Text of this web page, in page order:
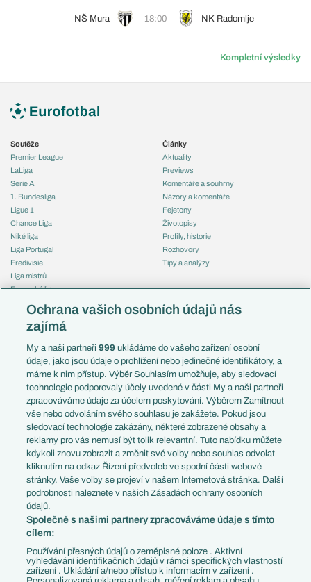
NŠ Mura 18:00 NK Radomlje
Kompletní výsledky
Soutěže
Premier League
LaLiga
Serie A
1. Bundesliga
Ligue 1
Chance Liga
Niké liga
Liga Portugal
Eredivisie
Liga mistrů
Evropská liga
Mistrovství světa
Liga národů
Témata
Představení týmů MS
EuroSkauting
PL v kostce
Evropské koeficienty
Přestupy
Přestupové spekulace
Zranění
Kluby
Arsenal FC
Chelsea FC
Manchester United
AC Milán
Juventus FC
Bayern Mnichov
FC Barcelona
Články
Aktuality
Previews
Komentáře a souhrny
Názory a komentáře
Fejetony
Životopisy
Profily, historie
Rozhovory
Tipy a analýzy
Česko
Francie
Itálie
Německo
Španělsko
Argentina
Brazílie
Přestupy
Zápasy
Livescore
Tipovací soutěž
Ochrana vašich osobních údajů nás
zajímá
My a naši partneři999 ukládáme do vašeho zařízení osobní
údaje, jako jsou údaje o prohlížení nebo jedinečné identifikátory, a
máme k nim přístup. Výběr Souhlasím umožňuje, aby sledovací
technologie podporovaly účely uvedené v části My a naši partneři
zpracováváme údaje za účelem poskytování. Výběrem Zamítnout
vše nebo odvoláním svého souhlasu je zakážete. Pokud jsou
sledovací technologie zakázány, některé zobrazené obsahy a
reklamy pro vás nemusí být tolik relevantní. Tuto nabídku můžete
kdykoli znovu zobrazit a změnit své volby nebo souhlas odvolat
kliknutím na odkaz Řízení předvoleb ve spodní části webové
stránky. Vaše volby se projeví v našem Internetová stránka. Další
podrobnosti naleznete v našich Zásadách ochrany osobních
údajů.
Společně s našimi partnery zpracováváme údaje s tímto
cílem:
Používání přesných údajů o zeměpisné poloze . Aktivní
vyhledávání identifikačních údajů v rámci specifických vlastností
zařízení . Ukládání a/nebo přístup k informacím v zařízení .